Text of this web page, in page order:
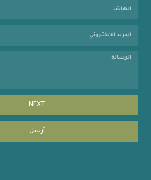
NEXT
أرسل